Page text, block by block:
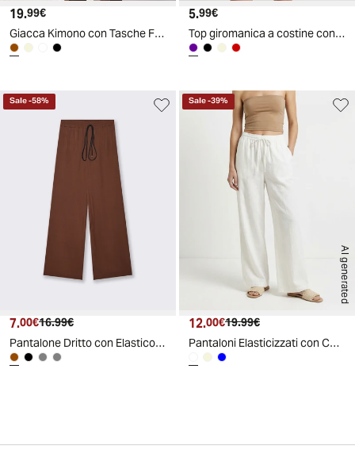
Prezzo attuale
19.99€
Giacca Kimono con Tasche Frontali - Moro
Prezzo attuale
5.99€
Top giromanica a costine con pizzo - Viola glicine
Sale-58%
Prezzo attuale
7.00€ Prezzo originale
16.99€
Pantalone Dritto con Elastico e Coulisse - Moro
AI generated
Sale-39%
Prezzo attuale
12.00€ Prezzo originale
19.99€
Pantaloni Elasticizzati con Coulisse e Tasche - Bianco